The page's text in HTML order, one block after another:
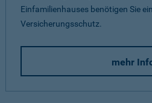
Einfamilienhauses benötigen Sie
Versicherungsschutz.
mehr